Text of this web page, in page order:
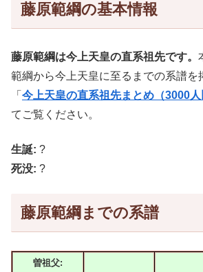
藤原範綱の基本情報
藤原範綱は今上天皇の直系祖先です。
範綱から今上天皇に至るまでの系譜を
「 今上天皇の直系祖先まとめ（3000人
てご覧ください。
生誕: ?
死没: ?
藤原範綱までの系譜
曽祖父: